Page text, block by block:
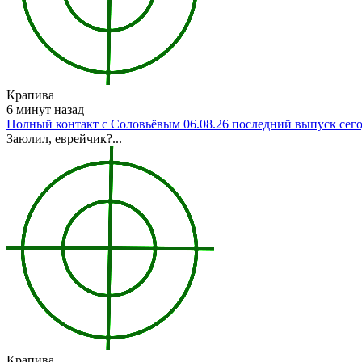
Крапива
6 минут назад
Полный контакт с Соловьёвым 06.08.26 последний выпуск
Заюлил, еврейчик?...